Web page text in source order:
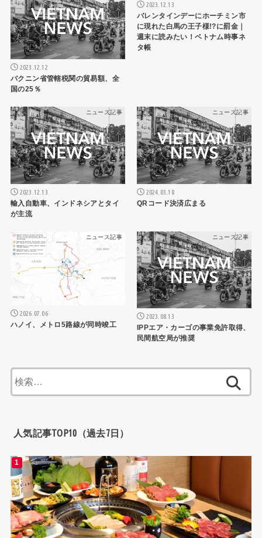
2023.12.12
バクニン省管轄税関の貿易額、全
国の25％
2023.12.13
バレンタインデーにホーチミン市
に現れた白馬の王子様!?に罰金｜
週末に読みたい！ベトナム時事ネ
タ帳
ニュース記事
2023.12.13
輸入自動車、インドネシアとタイ
が主流
ニュース記事
2024.03.18
QRコード決済広まる
ニュース記事
2026.07.06
ハノイ、メトロ5路線が同時竣工
ニュース記事
2023.08.13
IPPエア・カーゴの事業免許取得、
民間航空局が推奨
索:
人気記事TOP10（過去7日）